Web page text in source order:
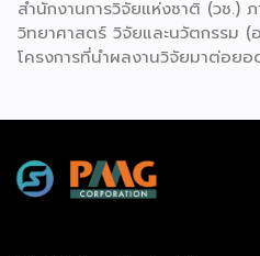
สำนักงานการวิจัยแห่งชาติ (วช.)
วิทยาศาสตร์ วิจัยและนวัตกรรม
โครงการที่นำผลงานวิจัยมาต่อย
ไทยตั้งแต่ต้นน้ำยันปลายน้ำ กิจ
ครั้งนี้เป็นส่วนหนึ่งของทุนที่ วช. ส